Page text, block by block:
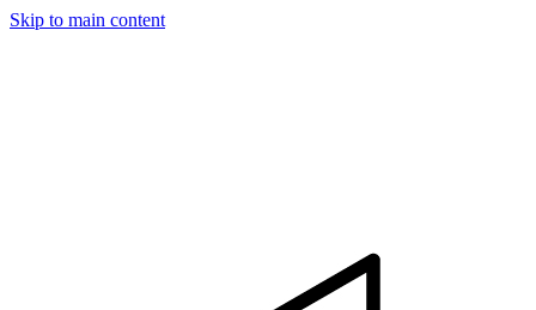
Skip to main content